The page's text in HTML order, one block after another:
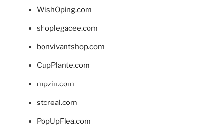
WishOping.com
shoplegacee.com
bonvivantshop.com
CupPlante.com
mpzin.com
stcreal.com
PopUpFlea.com